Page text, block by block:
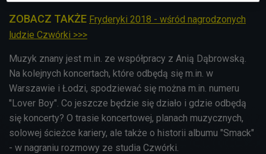
ZOBACZ TAKŻE Fryderyki 2018 - wśród nagrodzonych
ludzie Czwórki >>>
Muzyk znany jest m.in. ze współpracy z Anią Dąbrowską.
Na kolejnych koncertach, które odbędą się m.in. w
Warszawie i Łodzi, spodziewać się można m.in. numeru
"Lover Boy". Co jeszcze będzie się działo i gdzie odbędą
się koncerty? O trasie koncertowej, planach muzycznych,
solowej ścieżce kariery, ale także o historii albumu "Smack"
- w nagraniu rozmowy ze studia Czwórki.